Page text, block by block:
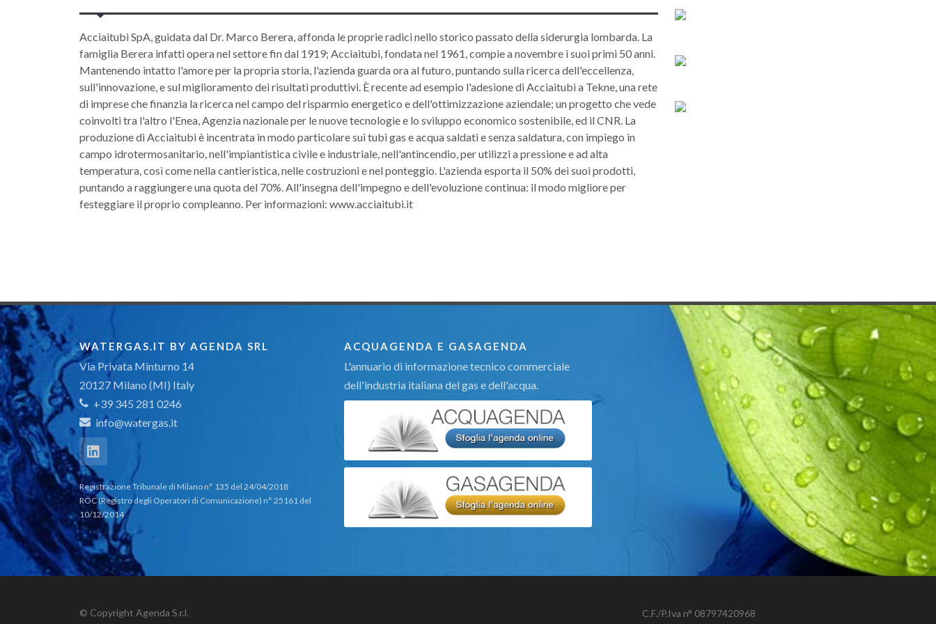
Acciaitubi SpA, guidata dal Dr. Marco Berera, affonda le proprie radici nello storico passato della siderurgia lombarda. La
famiglia Berera infatti opera nel settore fin dal 1919; Acciaitubi, fondata nel 1961, compie a novembre i suoi primi 50 anni.
Mantenendo intatto l'amore per la propria storia, l'azienda guarda ora al futuro, puntando sulla ricerca dell'eccellenza,
sull'innovazione, e sul miglioramento dei risultati produttivi. È recente ad esempio l'adesione di Acciaitubi a Tekne, una rete
di imprese che finanzia la ricerca nel campo del risparmio energetico e dell'ottimizzazione aziendale; un progetto che vede
coinvolti tra l'altro l'Enea, Agenzia nazionale per le nuove tecnologie e lo sviluppo economico sostenibile, ed il CNR. La
produzione di Acciaitubi è incentrata in modo particolare sui tubi gas e acqua saldati e senza saldatura, con impiego in
campo idrotermosanitario, nell'impiantistica civile e industriale, nell'antincendio, per utilizzi a pressione e ad alta
temperatura, così come nella cantieristica, nelle costruzioni e nel ponteggio. L'azienda esporta il 50% dei suoi prodotti,
puntando a raggiungere una quota del 70%. All'insegna dell'impegno e dell'evoluzione continua: il modo migliore per
festeggiare il proprio compleanno. Per informazioni: www.acciaitubi.it
WATERGAS.IT BY AGENDA SRL
Via Privata Minturno 14
20127 Milano (MI) Italy
+39 345 281 0246
info@watergas.it
Registrazione Tribunale di Milano n° 135 del 24/04/2018
ROC (Registro degli Operatori di Comunicazione) n° 25161 del
10/12/2014
ACQUAGENDA E GASAGENDA
L'annuario di informazione tecnico commerciale
dell'industria italiana del gas e dell'acqua.
© Copyright Agenda S.r.l. C.F./P.Iva n° 08797420968